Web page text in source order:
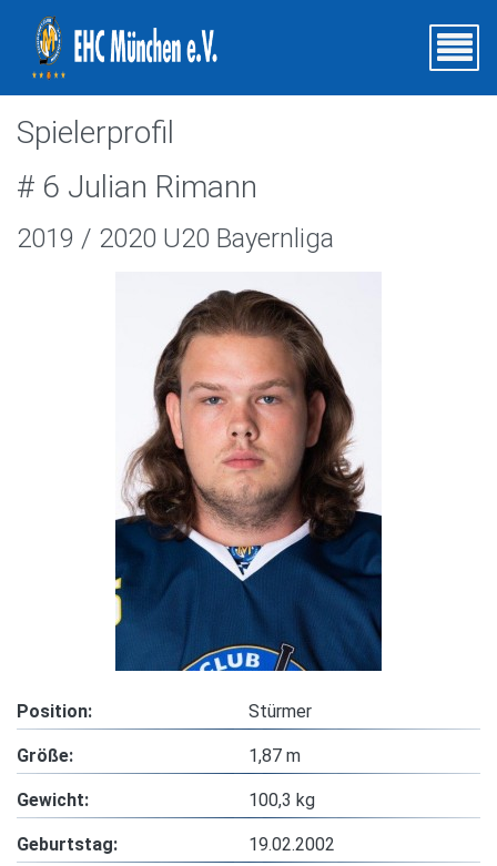
Spielerprofil
# 6 Julian Rimann
2019 / 2020 U20 Bayernliga
Position: Stürmer
Größe: 1,87 m
Gewicht: 100,3 kg
Geburtstag: 19.02.2002